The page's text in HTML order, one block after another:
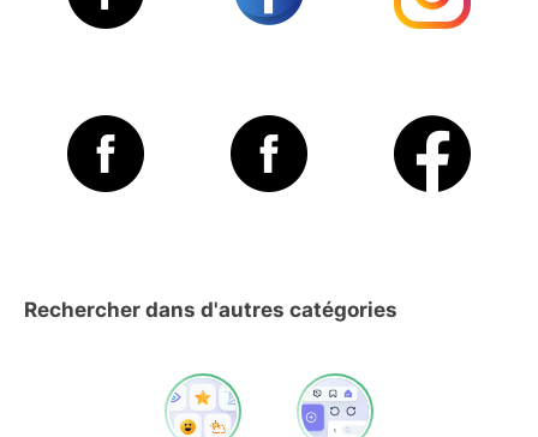
Rechercher dans d'autres catégories